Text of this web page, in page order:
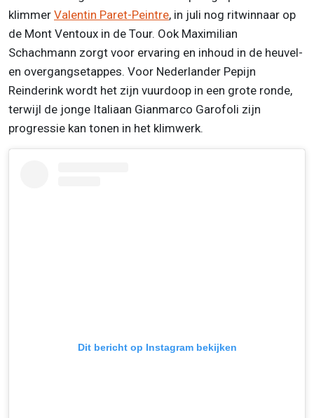
klimmer Valentin Paret-Peintre, in juli nog ritwinnaar op
de Mont Ventoux in de Tour. Ook Maximilian
Schachmann zorgt voor ervaring en inhoud in de heuvel-
en overgangsetappes. Voor Nederlander Pepijn
Reinderink wordt het zijn vuurdoop in een grote ronde,
terwijl de jonge Italiaan Gianmarco Garofoli zijn
progressie kan tonen in het klimwerk.
Dit bericht op Instagram bekijken